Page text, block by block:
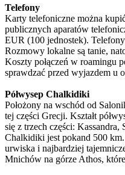
Telefony
Karty telefoniczne można
publicznych aparatów
EUR (100 jednostek).
Rozmowy lokalne są tanie,
Koszty połączeń w roamingu
sprawdzać przed wyjazdem u
Półwysep Chalkidiki
Położony na wschód od
tej części Grecji. Kształt
się z trzech części: Kassandra,
Chalkidiki jest pokand 500
urwiska i najbardziej
Mnichów na górze Athos,